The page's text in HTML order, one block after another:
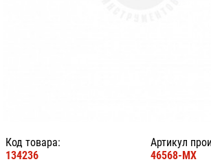
Код товара:
134236
Артикул
46568-MX